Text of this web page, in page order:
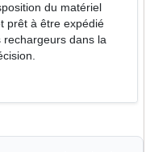
du matériel
prêt à être expédié
rechargeurs dans la